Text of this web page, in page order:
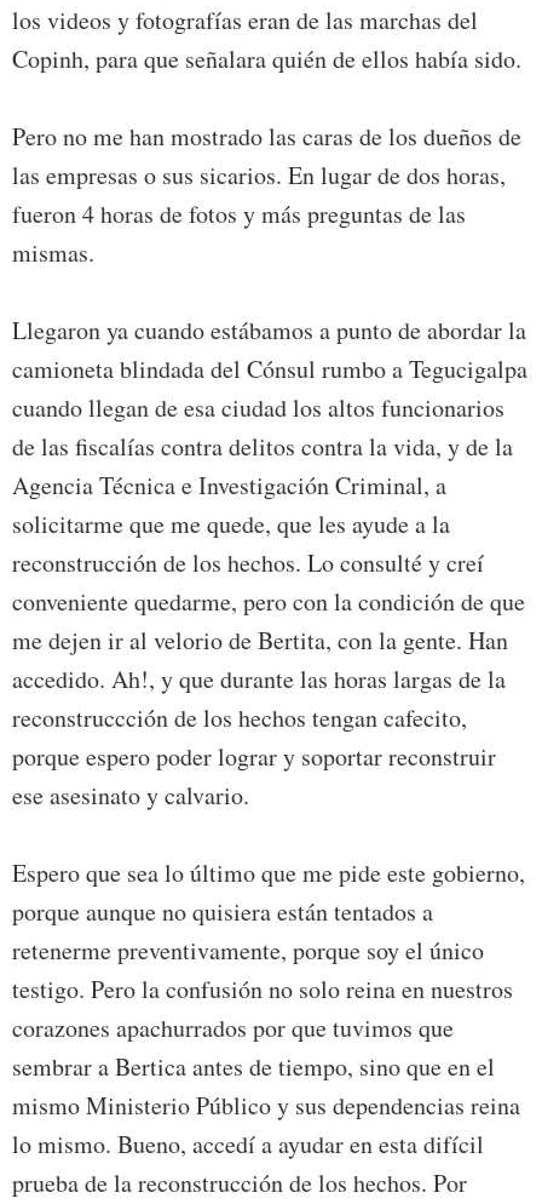
los videos y fotografías eran de las marchas del
Copinh, para que señalara quién de ellos había sido.
Pero no me han mostrado las caras de los dueños de
las empresas o sus sicarios. En lugar de dos horas,
fueron 4 horas de fotos y más preguntas de las
mismas.
Llegaron ya cuando estábamos a punto de abordar la
camioneta blindada del Cónsul rumbo a Tegucigalpa
cuando llegan de esa ciudad los altos funcionarios
de las fiscalías contra delitos contra la vida, y de la
Agencia Técnica e Investigación Criminal, a
solicitarme que me quede, que les ayude a la
reconstrucción de los hechos. Lo consulté y creí
conveniente quedarme, pero con la condición de que
me dejen ir al velorio de Bertita, con la gente. Han
accedido. Ah!, y que durante las horas largas de la
reconstruccción de los hechos tengan cafecito,
porque espero poder lograr y soportar reconstruir
ese asesinato y calvario.
Espero que sea lo último que me pide este gobierno,
porque aunque no quisiera están tentados a
retenerme preventivamente, porque soy el único
testigo. Pero la confusión no solo reina en nuestros
corazones apachurrados por que tuvimos que
sembrar a Bertica antes de tiempo, sino que en el
mismo Ministerio Público y sus dependencias reina
lo mismo. Bueno, accedí a ayudar en esta difícil
prueba de la reconstrucción de los hechos. Por